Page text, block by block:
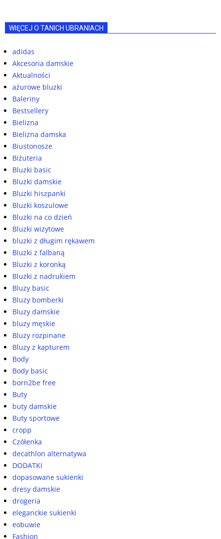
WIĘCEJ O TANICH UBRANIACH
adidas
Akcesoria damskie
Aktualności
ażurowe bluzki
Baleriny
Bestsellery
Bielizna
Bielizna damska
Biustonosze
Biżuteria
Bluzki basic
Bluzki damskie
Bluzki hiszpanki
Bluzki koszulowe
Bluzki na co dzień
Bluzki wizytowe
bluzki z długim rękawem
Bluzki z falbaną
Bluzki z koronką
Bluzki z nadrukiem
Bluzy basic
Bluzy bomberki
Bluzy damskie
bluzy męskie
Bluzy rozpinane
Bluzy z kapturem
Body
Body basic
born2be free
Buty
buty damskie
Buty sportowe
cropp
Czółenka
decathlon alternatywa
DODATKI
dopasowane sukienki
dresy damskie
drogeria
eleganckie sukienki
eobuwie
Fashion